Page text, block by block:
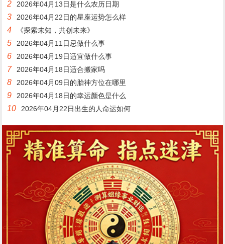
2 2026年04月13日是什么农历日期
3 2026年04月22日的星座运势怎么样
4 《探索未知，共创未来》
5 2026年04月11日忌做什么事
6 2026年04月19日适宜做什么事
7 2026年04月18日适合搬家吗
8 2026年04月09日的胎神方位在哪里
9 2026年04月18日的幸运颜色是什么
10 2026年04月22日出生的人命运如何